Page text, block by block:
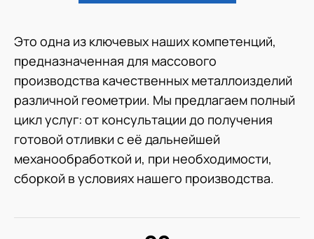
Это одна из ключевых наших компетенций,
предназначенная для массового
производства качественных металлоизделий
различной геометрии. Мы предлагаем полный
цикл услуг: от консультации до получения
готовой отливки с её дальнейшей
механообработкой и, при необходимости,
сборкой в условиях нашего производства.